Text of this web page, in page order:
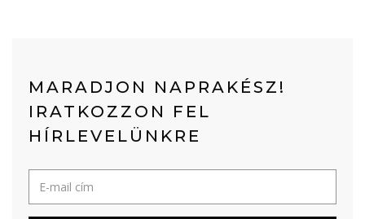
MARADJON NAPRAKÉSZ!
IRATKOZZON FEL
HÍRLEVELÜNKRE